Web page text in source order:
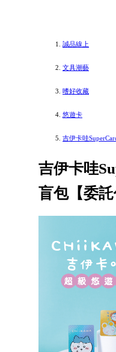
誠品線上
文具潮藝
嗜好收藏
悠遊卡
吉伊卡哇
吉伊卡哇
盲包【委